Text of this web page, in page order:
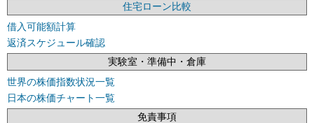
住宅ローン比較
借入可能額計算
返済スケジュール確認
実験室・準備中・倉庫
世界の株価指数状況一覧
日本の株価チャート一覧
免責事項